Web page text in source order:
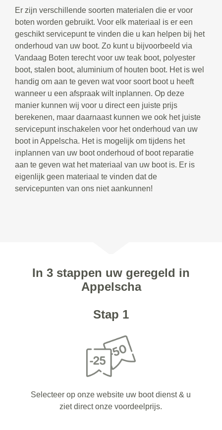
Er zijn verschillende soorten materialen die er voor
boten worden gebruikt. Voor elk materiaal is er een
geschikt servicepunt te vinden die u kan helpen bij het
onderhoud van uw boot. Zo kunt u bijvoorbeeld via
Vandaag Boten terecht voor uw teak boot, polyester
boot, stalen boot, aluminium of houten boot. Het is wel
handig om aan te geven wat voor soort boot u heeft
wanneer u een afspraak wilt inplannen. Op deze
manier kunnen wij voor u direct een juiste prijs
berekenen, maar daarnaast kunnen we ook het juiste
servicepunt inschakelen voor het onderhoud van uw
boot in Appelscha. Het is mogelijk om tijdens het
inplannen van uw boot onderhoud of boot reparatie
aan te geven wat het materiaal van uw boot is. Er is
eigenlijk geen materiaal te vinden dat de
servicepunten van ons niet aankunnen!
In 3 stappen uw geregeld in
Appelscha
Stap 1
Selecteer op onze website uw boot dienst & u
ziet direct onze voordeelprijs.